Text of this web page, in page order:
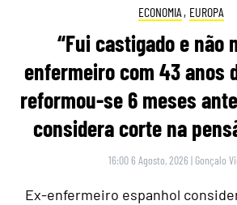
ECONOMIA , EUROPA
“Fui castigado e não
enfermeiro com 43 anos
reformou-se 6 meses
considera corte na
16:00 6 Agosto, 2026 | Gonçalo
Ex-enfermeiro espanhol